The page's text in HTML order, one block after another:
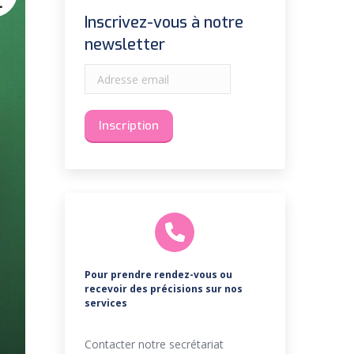
Inscrivez-vous à notre
newsletter
Pour prendre rendez-vous ou
recevoir des précisions sur nos
services
Contacter notre secrétariat